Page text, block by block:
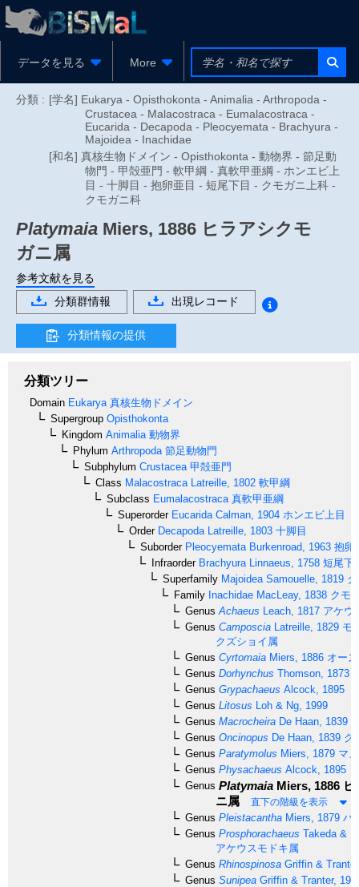
データを見る More
分類 : [学名] Eukarya - Opisthokonta - Animalia - Arthropoda -
Crustacea - Malacostraca - Eumalacostraca -
Eucarida - Decapoda - Pleocyemata - Brachyura -
Majoidea - Inachidae
[和名] 真核生物ドメイン - Opisthokonta - 動物界 - 節足動
物門 - 甲殻亜門 - 軟甲綱 - 真軟甲亜綱 - ホンエビ上
目 - 十脚目 - 抱卵亜目 - 短尾下目 - クモガニ上科 -
クモガニ科
Platymaia Miers, 1886 ヒラアシクモ
ガニ属
参考文献を見る
分類群情報
出現レコード
分類情報の提供
分類ツリー
Domain Eukarya 真核生物ドメイン
Supergroup Opisthokonta
Kingdom Animalia 動物界
Phylum Arthropoda 節足動物門
Subphylum Crustacea 甲殻亜門
Class Malacostraca Latreille, 1802 軟甲綱
Subclass Eumalacostraca 真軟甲亜綱
SuperorderEucarida Calman, 1904 ホンエビ上目
OrderDecapoda Latreille, 1803 十脚目
SuborderPleocyemata Burkenroad, 1963 抱卵
InfraorderBrachyura Linnaeus, 1758 短尾下
Superfamily Majoidea Samouelle, 1819
Family Inachidae MacLeay, 1838 クモ
Genus Achaeus Leach, 1817 アケウ
Genus Camposcia Latreille, 1829 モ
クズショイ属
Genus Cyrtomaia Miers, 1886 オー
Genus Dorhynchus Thomson, 1873
Genus Grypachaeus Alcock, 1895
Genus Litosus Loh & Ng, 1999
Genus Macrocheira De Haan, 1839
Genus Oncinopus De Haan, 1839 ク
Genus Paratymolus Miers, 1879 マ
Genus Physachaeus Alcock, 1895
Genus Platymaia Miers, 1886
ニ属
直下の階級を表示
Genus Pleistacantha Miers, 1879 ハ
Genus Prosphorachaeus Takeda &
アケウスモドキ属
Genus Rhinospinosa Griffin &
Genus Sunipea Griffin & Tranter,